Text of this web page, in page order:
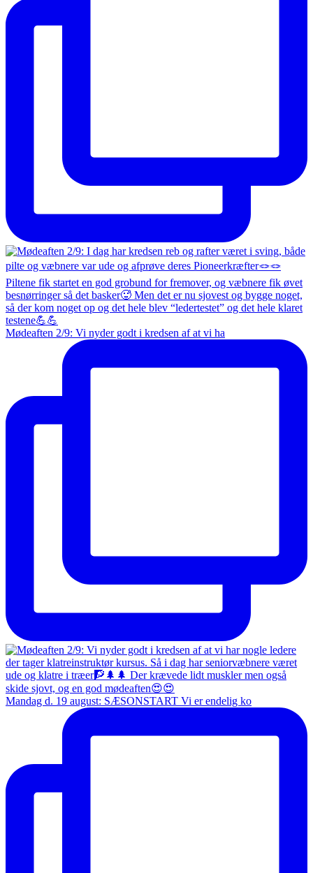
Mødeaften 2/9: Vi nyder godt i kredsen af at vi ha
Mandag d. 19 august: SÆSONSTART Vi er endelig ko